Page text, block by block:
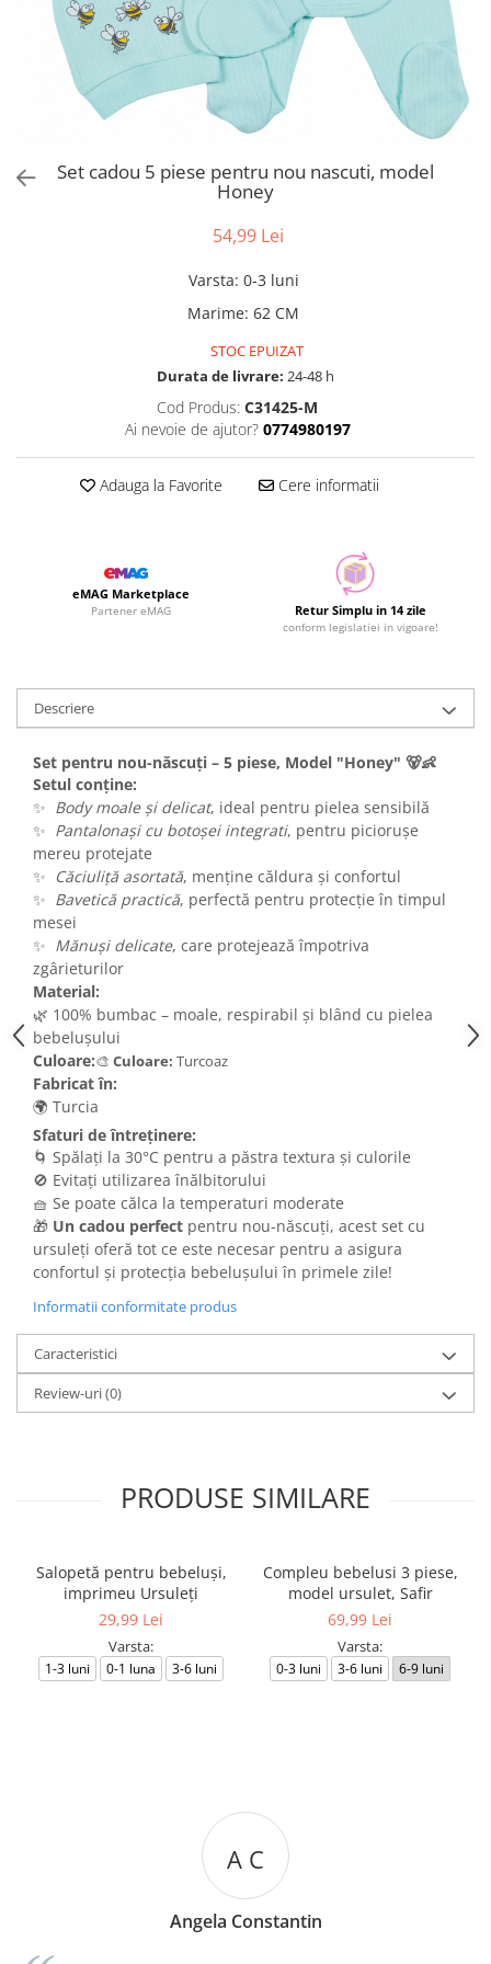
Set cadou 5 piese pentru nou nascuti, model
Honey
54,99 Lei
Varsta: 0-3 luni
Marime: 62 CM
STOC EPUIZAT
Durata de livrare: 24-48 h
Cod Produs: C31425-M
Ai nevoie de ajutor? 0774980197
Adauga la Favorite Cere informatii
eMAG Marketplace
Partener eMAG Retur Simplu in 14 zile
conform legislatiei in vigoare!
Descriere
Set pentru nou-născuți – 5 piese, Model "Honey" 🐻👶
Setul conține:
✨ Body moale și delicat, ideal pentru pielea sensibilă
✨ Pantalonași cu botoșei integrati, pentru piciorușe
mereu protejate
✨ Căciuliță asortată, menține căldura și confortul
✨ Bavetică practică, perfectă pentru protecție în timpul
mesei
✨ Mănuși delicate, care protejează împotriva
zgârieturilor
Material:
🌿 100% bumbac – moale, respirabil și blând cu pielea
bebelușului
Culoare:🎨 Culoare: Turcoaz
Fabricat în:
🌍 Turcia
Sfaturi de întreținere:
🌀 Spălați la 30°C pentru a păstra textura și culorile
🚫 Evitați utilizarea înălbitorului
🧺 Se poate călca la temperaturi moderate
🎁 Un cadou perfect pentru nou-născuți, acest set cu
ursuleți oferă tot ce este necesar pentru a asigura
confortul și protecția bebelușului în primele zile!
Informatii conformitate produs
Caracteristici
Review-uri(0)
PRODUSE SIMILARE
Salopetă pentru bebeluși,
imprimeu Ursuleți
29,99 Lei
Varsta:
1-3 luni 0-1 luna 3-6 luni
Compleu bebelusi 3 piese,
model ursulet, Safir
69,99 Lei
Varsta:
0-3 luni 3-6 luni 6-9 luni
A C
Angela Constantin